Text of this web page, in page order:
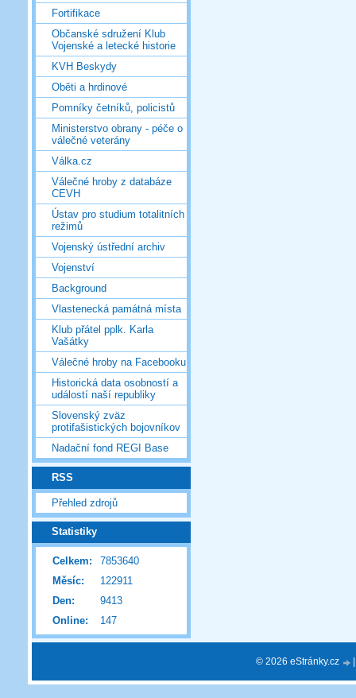
Fortifikace
Občanské sdružení Klub
Vojenské a letecké historie
KVH Beskydy
Oběti a hrdinové
Pomníky četníků, policistů
Ministerstvo obrany - péče o
válečné veterány
Válka.cz
Válečné hroby z databáze
CEVH
Ústav pro studium totalitních
režimů
Vojenský ústřední archiv
Vojenství
Background
Vlastenecká památná místa
Klub přátel pplk. Karla
Vašátky
Válečné hroby na Facebooku
Historická data osobností a
událostí naší republiky
Slovenský zväz
protifašistických bojovníkov
Nadační fond REGI Base
RSS
Přehled zdrojů
Statistiky
Online: 147
Celkem:
7853640
Měsíc:
122911
Den:
9413
© 2026 eStránky.cz